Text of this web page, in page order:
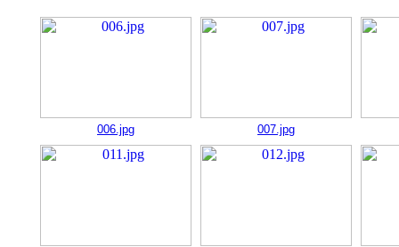
006.jpg 007.jpg